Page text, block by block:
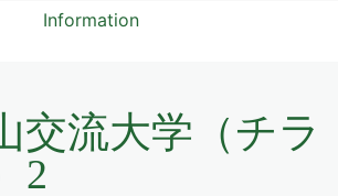
Information
交流大学（チラ
2